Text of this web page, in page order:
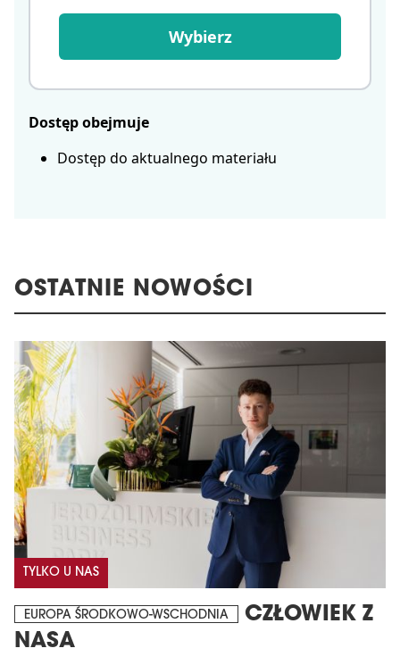
Wybierz
Dostęp obejmuje
Dostęp do aktualnego materiału
OSTATNIE NOWOŚCI
TYLKO U NAS
EUROPA ŚRODKOWO-WSCHODNIA
CZŁOWIEK Z
NASA